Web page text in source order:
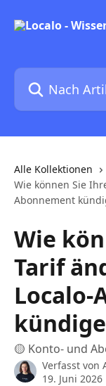
Nach Artikeln
Alle Kollektionen
Wie können Sie
Abonnement
Wie
Tarif
Localo-
🟡 Konto- und
Verfasst von
19. Juni 2026